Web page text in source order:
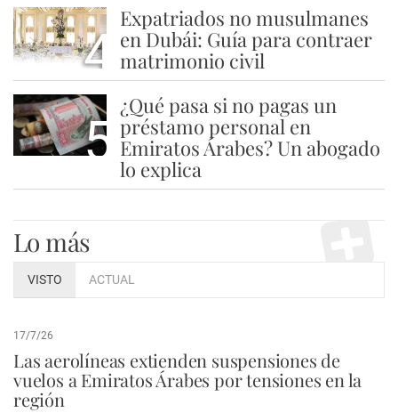
4
Expatriados no musulmanes
en Dubái: Guía para contraer
matrimonio civil
5
¿Qué pasa si no pagas un
préstamo personal en
Emiratos Árabes? Un abogado
lo explica
Lo más
VISTO ACTUAL
17/7/26
Las aerolíneas extienden suspensiones de
vuelos a Emiratos Árabes por tensiones en la
región